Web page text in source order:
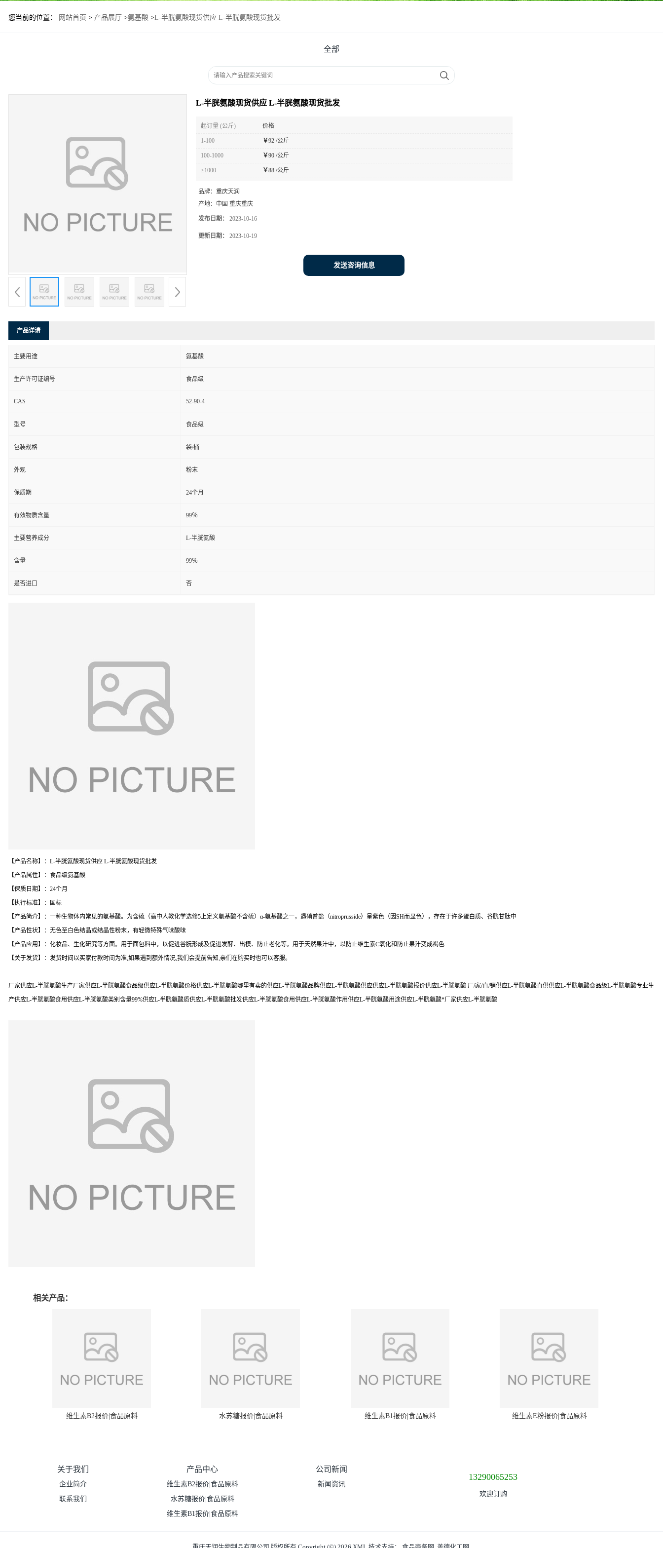
您当前的位置： 网站首页 > 产品展厅 >氨基酸 >L-半胱氨酸现货供应 L-半胱氨酸现货批发
全部
L-半胱氨酸现货供应 L-半胱氨酸现货批发
起订量 (公斤) 价格
1-100 ￥92 /公斤
100-1000 ￥90 /公斤
≥1000 ￥88 /公斤
品牌： 重庆天润
产地： 中国 重庆重庆
发布日期： 2023-10-16
更新日期： 2023-10-19
发送咨询信息
产品详请
主要用途 氨基酸
生产许可证编号 食品级
CAS 52-90-4
型号 食品级
包装规格 袋/桶
外观 粉末
保质期 24个月
有效物质含量 99％
主要营养成分 L-半胱氨酸
含量 99％
是否进口 否
【产品名称】：L-半胱氨酸现货供应 L-半胱氨酸现货批发
【产品属性】：食品级氨基酸
【保质日期】：24个月
【执行标准】：国标
【产品简介】：一种生物体内常见的氨基酸。为含硫（高中人教化学选修5上定义氨基酸不含硫）α-氨基酸之一，遇硝普盐（nitroprusside）呈紫色（因SH而显色），存在于许多蛋白质、谷胱甘肽中
【产品性状】：无色至白色结晶或结晶性粉末，有轻微特殊气味酸味
【产品应用】：化妆品、生化研究等方面。用于面包料中，以促进谷朊形成及促进发酵、出模、防止老化等。用于天然果汁中，以防止维生素C氧化和防止果汁变成褐色
【关于发货】：发货时间以买家付款时间为准,如果遇到额外情况,我们会提前告知,亲们在购买时也可以客服。
厂家供应L-半胱氨酸生产厂家供应L-半胱氨酸食品级供应L-半胱氨酸价格供应L-半胱氨酸哪里有卖的供应L-半胱氨酸品牌供应L-半胱氨酸供应供应L-半胱氨酸报价供应L-半胱氨酸 厂/家/直/销供应L-半胱氨酸直供供应L-半胱氨酸食品级L-半胱氨酸专业生
产供应L-半胱氨酸食用供应L-半胱氨酸类别含量99%供应L-半胱氨酸质供应L-半胱氨酸批发供应L-半胱氨酸食用供应L-半胱氨酸作用供应L-半胱氨酸用途供应L-半胱氨酸*厂家供应L-半胱氨酸
相关产品：
维生素B2报价|食品原料 水苏糖报价|食品原料 维生素B1报价|食品原料 维生素E粉报价|食品原料
关于我们
企业简介
联系我们
产品中心
维生素B2报价|食品原料
水苏糖报价|食品原料
维生素B1报价|食品原料
公司新闻
新闻资讯
13290065253
欢迎订购